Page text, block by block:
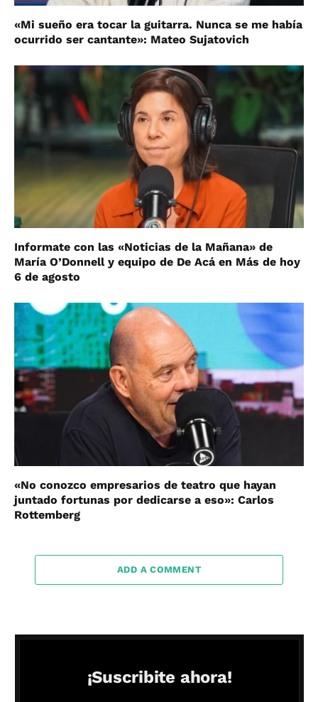
«Mi sueño era tocar la guitarra. Nunca se me había
ocurrido ser cantante»: Mateo Sujatovich
Informate con las «Noticias de la Mañana» de
María O’Donnell y equipo de De Acá en Más de hoy
6 de agosto
«No conozco empresarios de teatro que hayan
juntado fortunas por dedicarse a eso»: Carlos
Rottemberg
ADD A COMMENT
¡Suscribite ahora!